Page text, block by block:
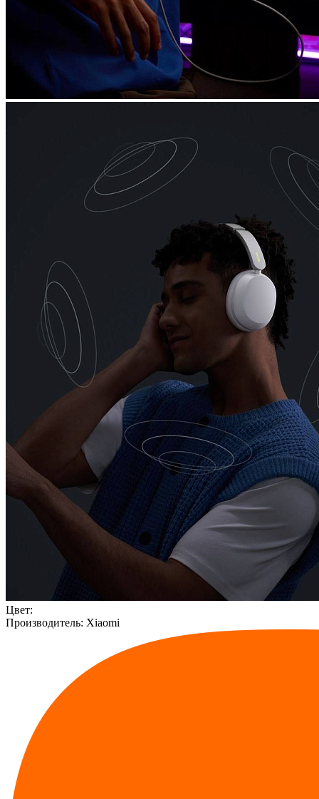
Цвет:
Производитель: Xiaomi